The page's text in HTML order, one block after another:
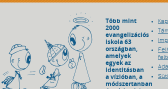
Több mint
2000
evangelizációs
iskola 63
országban,
amelyek
egyek az
identitásban
a vízióban, a
módszertanban